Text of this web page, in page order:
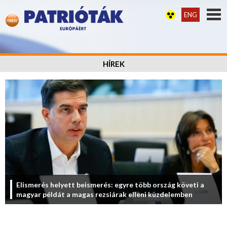
ENG
HÍREK
Elismerés helyett beismerés: egyre több ország követi a
magyar példát a magas rezsiárak elleni küzdelemben